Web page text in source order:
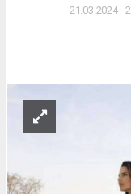
21.03.2024 -